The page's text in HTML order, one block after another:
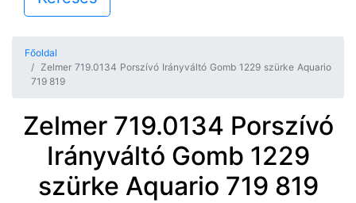
Főoldal
Zelmer 719.0134 Porszívó Irányváltó Gomb 1229 szürke Aquario
719 819
Zelmer 719.0134 Porszívó
Irányváltó Gomb 1229
szürke Aquario 719 819